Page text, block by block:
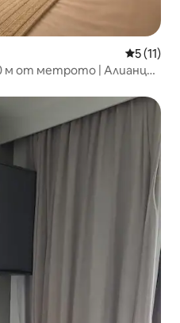
Средна
5 (11)
м от метрото | Алианц